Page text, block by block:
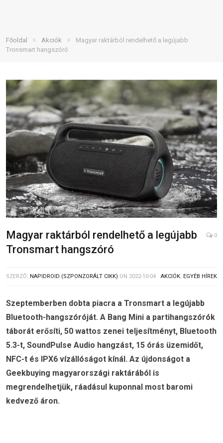
Főoldal » Akciók »
Magyar raktárból rendelhető a legújabb
Tronsmart hangszóró
Magyar raktárból rendelhető a legújabb
Tronsmart hangszóró
0
SZERZŐ: NAPIDROID (SZPONZORÁLT CIKK) ON 2022-10-04 AKCIÓK, EGYÉB HÍREK
Szeptemberben dobta piacra a Tronsmart a legújabb
Bluetooth-hangszóróját. A Bang Mini a partihangszórók
táborát erősíti, 50 wattos zenei teljesítményt, Bluetooth
5.3-t, SoundPulse Audio hangzást, 15 órás üzemidőt,
NFC-t és IPX6 vízállóságot kínál. Az újdonságot a
Geekbuying magyarországi raktárából is
megrendelhetjük, ráadásul kuponnal most baromi
kedvező áron.